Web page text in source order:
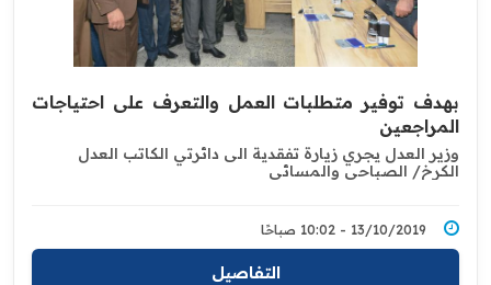
بهدف توفير متطلبات العمل والتعرف على احتياجات
المراجعين
وزير العدل يجري زيارة تفقدية الى دائرتي الكاتب العدل
الكرخ/ الصباحي والمسائي
13/10/2019 - 10:02 صباحًا
التفاصيل